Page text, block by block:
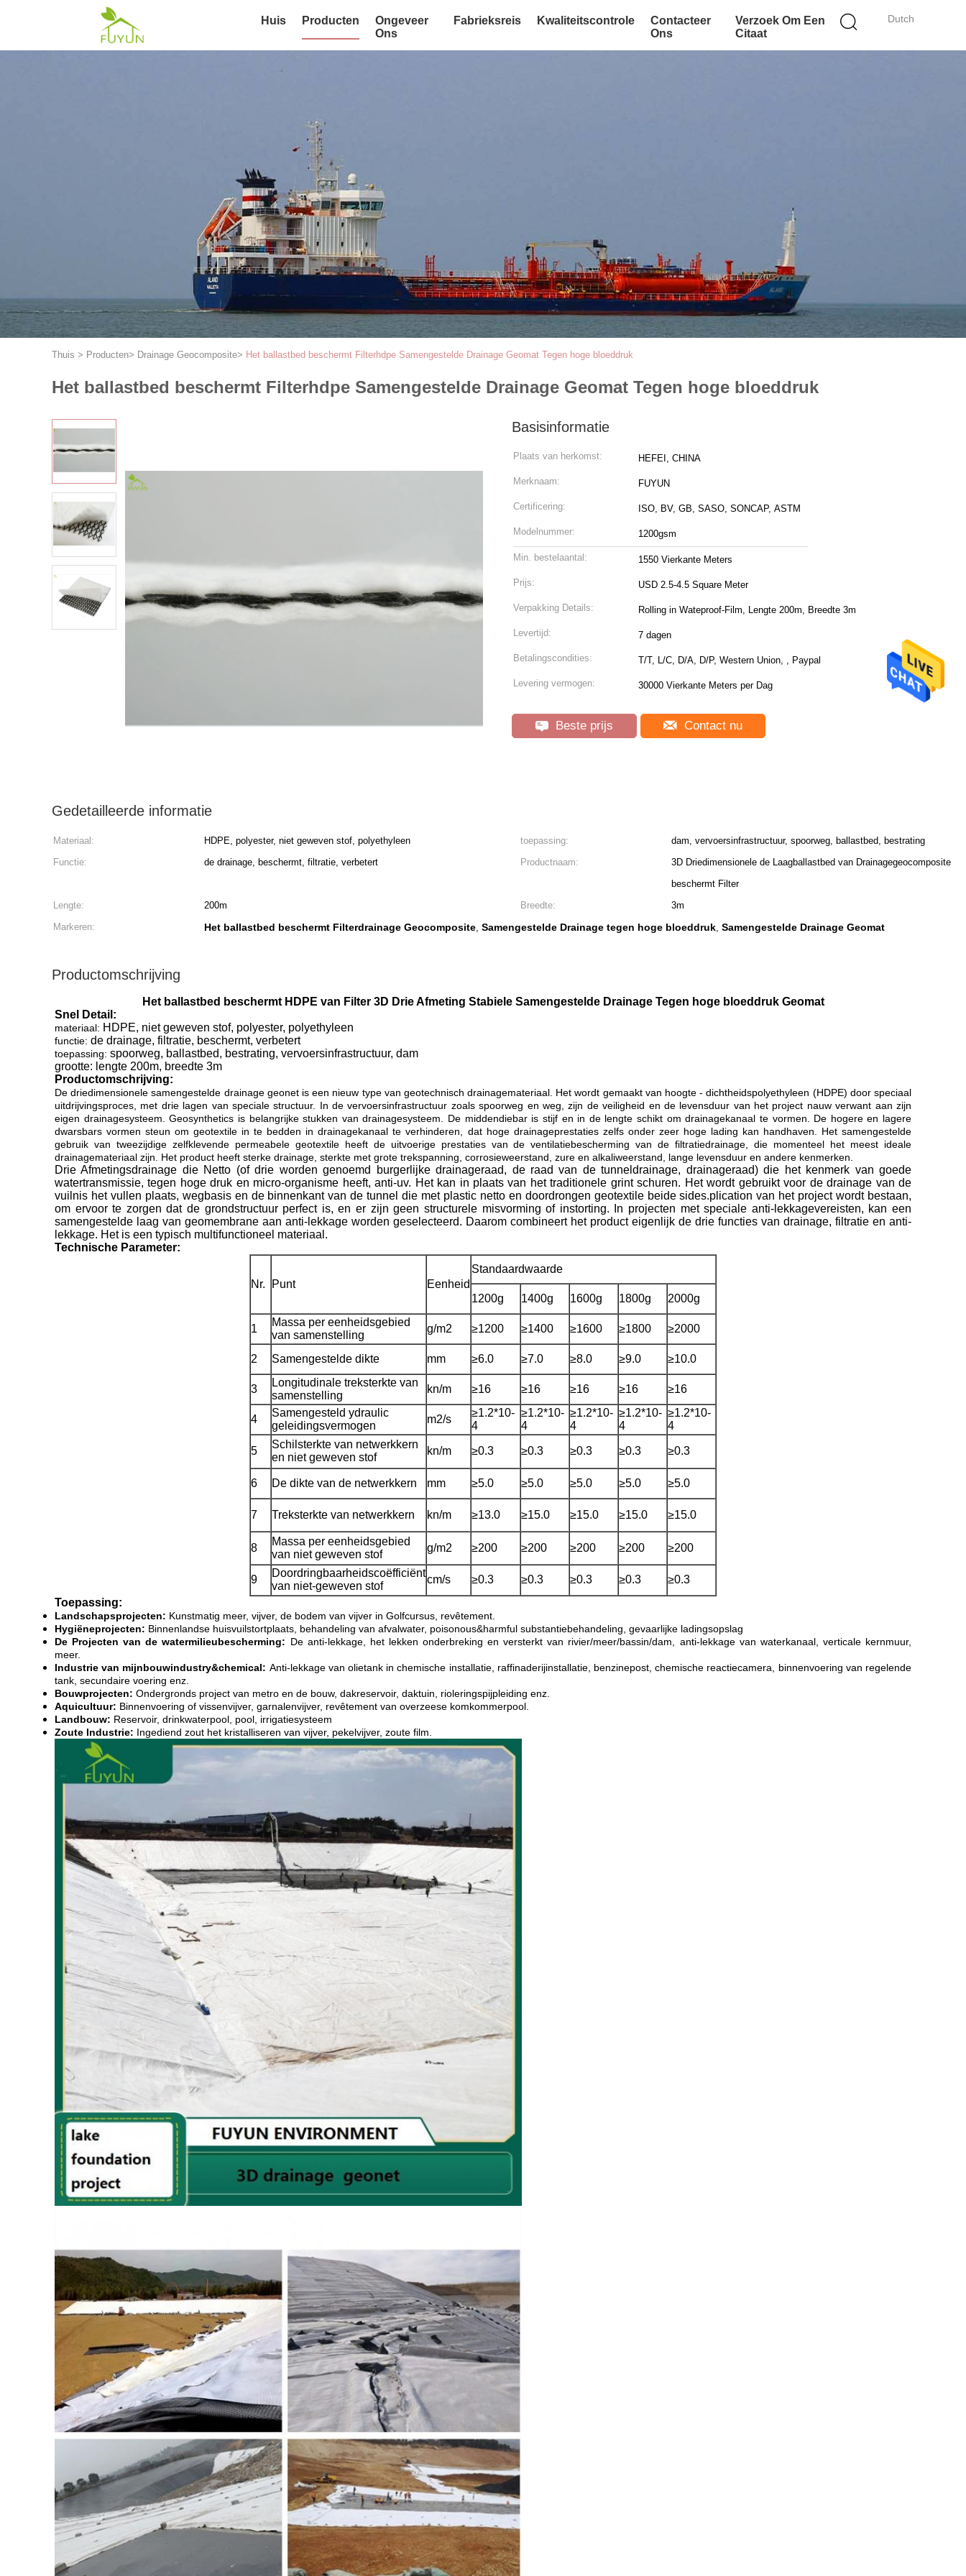
Dutch
Huis Producten
Ongeveer
Ons
Fabrieksreis Kwaliteitscontrole
Contacteer
Ons
Verzoek Om Een
Citaat
Thuis > Producten> Drainage Geocomposite> Het ballastbed beschermt Filterhdpe Samengestelde Drainage Geomat Tegen hoge bloeddruk
Het ballastbed beschermt Filterhdpe Samengestelde Drainage Geomat Tegen hoge bloeddruk
Basisinformatie
Plaats van herkomst: HEFEI, CHINA
Merknaam: FUYUN
Certificering: ISO, BV, GB, SASO, SONCAP, ASTM
Modelnummer: 1200gsm
Min. bestelaantal: 1550 Vierkante Meters
Prijs: USD 2.5-4.5 Square Meter
Verpakking Details: Rolling in Wateproof-Film, Lengte 200m, Breedte 3m
Levertijd: 7 dagen
Betalingscondities: T/T, L/C, D/A, D/P, Western Union, , Paypal
Levering vermogen: 30000 Vierkante Meters per Dag
Beste prijs Contact nu
Gedetailleerde informatie
Materiaal: HDPE, polyester, niet geweven stof, polyethyleen toepassing:
dam, vervoersinfrastructuur, spoorweg, ballastbed, bestrating
Functie:
de drainage, beschermt, filtratie, verbetert Productnaam:
3D Driedimensionele de Laagballastbed van Drainagegeocomposite
beschermt Filter
Lengte:
200m Breedte:
3m
Markeren:
Het ballastbed beschermt Filterdrainage Geocomposite, Samengestelde Drainage tegen hoge bloeddruk, Samengestelde Drainage Geomat
Productomschrijving
Het ballastbed beschermt HDPE van Filter 3D Drie Afmeting Stabiele Samengestelde Drainage Tegen hoge bloeddruk Geomat
Snel Detail:
materiaal: HDPE, niet geweven stof, polyester, polyethyleen
functie: de drainage, filtratie, beschermt, verbetert
toepassing: spoorweg, ballastbed, bestrating, vervoersinfrastructuur, dam
grootte: lengte 200m, breedte 3m
Productomschrijving:
De driedimensionele samengestelde drainage geonet is een nieuw type van geotechnisch drainagemateriaal. Het wordt gemaakt van hoogte - dichtheidspolyethyleen (HDPE) door speciaal
uitdrijvingsproces, met drie lagen van speciale structuur. In de vervoersinfrastructuur zoals spoorweg en weg, zijn de veiligheid en de levensduur van het project nauw verwant aan zijn
eigen drainagesysteem. Geosynthetics is belangrijke stukken van drainagesysteem. De middendiebar is stijf en in de lengte schikt om drainagekanaal te vormen. De hogere en lagere
dwarsbars vormen steun om geotextile in te bedden in drainagekanaal te verhinderen, dat hoge drainageprestaties zelfs onder zeer hoge lading kan handhaven. Het samengestelde
gebruik van tweezijdige zelfklevende permeabele geotextile heeft de uitvoerige prestaties van de ventilatiebescherming van de filtratiedrainage, die momenteel het meest ideale
drainagemateriaal zijn. Het product heeft sterke drainage, sterkte met grote trekspanning, corrosieweerstand, zure en alkaliweerstand, lange levensduur en andere kenmerken.
Drie Afmetingsdrainage die Netto (of drie worden genoemd burgerlijke drainageraad, de raad van de tunneldrainage, drainageraad) die het kenmerk van goede
watertransmissie, tegen hoge druk en micro-organisme heeft, anti-uv. Het kan in plaats van het traditionele grint schuren. Het wordt gebruikt voor de drainage van de
vuilnis het vullen plaats, wegbasis en de binnenkant van de tunnel die met plastic netto en doordrongen geotextile beide sides.plication van het project wordt bestaan,
om ervoor te zorgen dat de grondstructuur perfect is, en er zijn geen structurele misvorming of instorting. In projecten met speciale anti-lekkagevereisten, kan een
samengestelde laag van geomembrane aan anti-lekkage worden geselecteerd. Daarom combineert het product eigenlijk de drie functies van drainage, filtratie en anti-
lekkage. Het is een typisch multifunctioneel materiaal.
Technische Parameter:
Nr. Punt Eenheid
Standaardwaarde
1200g 1400g 1600g 1800g 2000g
1
Massa per eenheidsgebied
van samenstelling
g/m2 ≥1200 ≥1400 ≥1600 ≥1800 ≥2000
2 Samengestelde dikte mm ≥6.0 ≥7.0 ≥8.0 ≥9.0 ≥10.0
3
Longitudinale treksterkte van
samenstelling
kn/m ≥16 ≥16 ≥16 ≥16 ≥16
4
Samengesteld ydraulic
geleidingsvermogen
m2/s
≥1.2*10-
4
≥1.2*10-
4
≥1.2*10-
4
≥1.2*10-
4
≥1.2*10-
4
5
Schilsterkte van netwerkkern
en niet geweven stof
kn/m ≥0.3 ≥0.3 ≥0.3 ≥0.3 ≥0.3
6 De dikte van de netwerkkern mm ≥5.0 ≥5.0 ≥5.0 ≥5.0 ≥5.0
7 Treksterkte van netwerkkern kn/m ≥13.0 ≥15.0 ≥15.0 ≥15.0 ≥15.0
8
Massa per eenheidsgebied
van niet geweven stof
g/m2 ≥200 ≥200 ≥200 ≥200 ≥200
9
Doordringbaarheidscoëfficiënt
van niet-geweven stof
cm/s ≥0.3 ≥0.3 ≥0.3 ≥0.3
≥0.3
Toepassing:
Landschapsprojecten: Kunstmatig meer, vijver, de bodem van vijver in Golfcursus, revêtement.
Hygiëneprojecten: Binnenlandse huisvuilstortplaats, behandeling van afvalwater, poisonous&harmful substantiebehandeling, gevaarlijke ladingsopslag
De Projecten van de watermilieubescherming: De anti-lekkage, het lekken onderbreking en versterkt van rivier/meer/bassin/dam, anti-lekkage van waterkanaal, verticale kernmuur,
meer.
Industrie van mijnbouwindustry&chemical: Anti-lekkage van olietank in chemische installatie, raffinaderijinstallatie, benzinepost, chemische reactiecamera, binnenvoering van regelende
tank, secundaire voering enz.
Bouwprojecten: Ondergronds project van metro en de bouw, dakreservoir, daktuin, rioleringspijpleiding enz.
Aquicultuur: Binnenvoering of vissenvijver, garnalenvijver, revêtement van overzeese komkommerpool.
Landbouw: Reservoir, drinkwaterpool, pool, irrigatiesysteem
Zoute Industrie: Ingediend zout het kristalliseren van vijver, pekelvijver, zoute film.